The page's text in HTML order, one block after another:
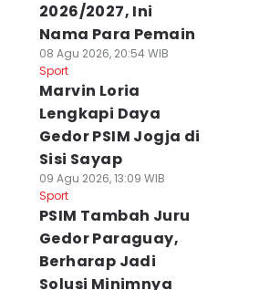
Juara!
Hijau,
Tumpah ke
Agu 2026, 05:24 WIB
Final Piala
Presiden: Tavares
Siap Bikin Persib
06 Agu 2026, 08:56 WIB
Sport
2026/2027, Ini
Nama Para Pemain
08 Agu 2026, 20:54 WIB
Sport
Marvin Loria
Lengkapi Daya
Gedor PSIM Jogja di
Sisi Sayap
09 Agu 2026, 13:09 WIB
Sport
PSIM Tambah Juru
Gedor Paraguay,
Berharap Jadi
Solusi Minimnya